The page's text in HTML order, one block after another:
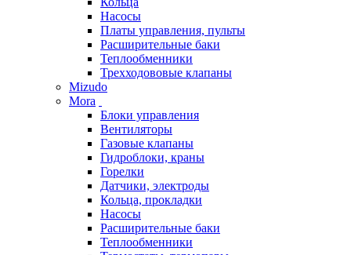
Насосы
Платы управления, пульты
Расширительные баки
Теплообменники
Трехходововые клапаны
Mizudo
Mora
Блоки управления
Вентиляторы
Газовые клапаны
Гидроблоки, краны
Горелки
Датчики, электроды
Кольца, прокладки
Насосы
Расширительные баки
Теплообменники